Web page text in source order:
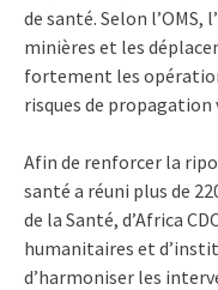
de santé. Selon
minières et les
fortement les
risques de propagation
Afin de renforcer la
santé a réuni plus de
de la Santé, d’Africa
humanitaires et
d’harmoniser les